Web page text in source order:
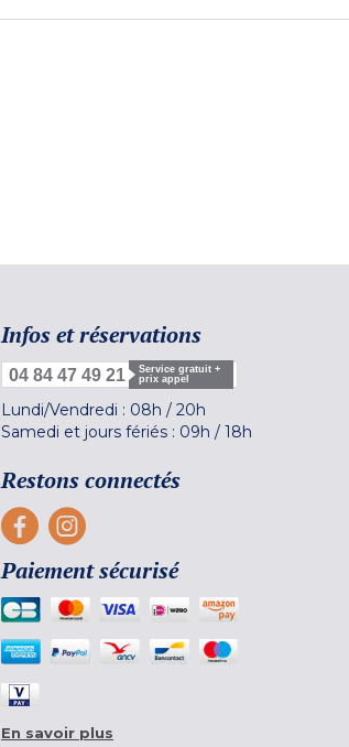
Infos et réservations
04 84 47 49 21
Service gratuit +
prix appel
Lundi/Vendredi : 08h / 20h
Samedi et jours fériés : 09h / 18h
Restons connectés
Paiement sécurisé
En savoir plus